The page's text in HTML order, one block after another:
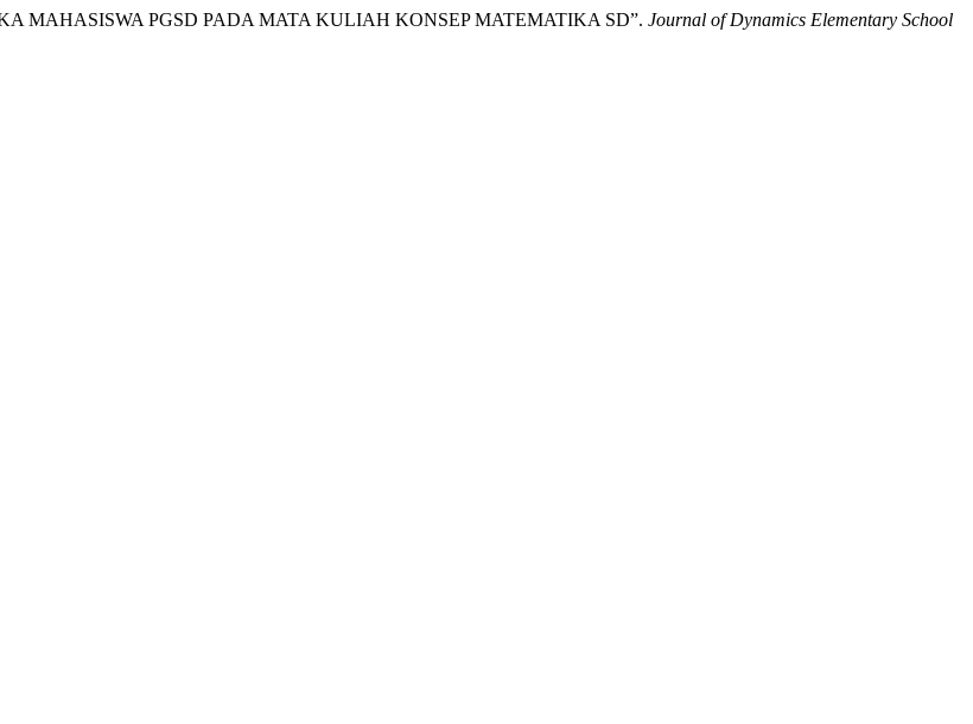
MAHASISWA PGSD PADA MATA KULIAH KONSEP MATEMATIKA SD”. Journal of Dynamics Elementary School